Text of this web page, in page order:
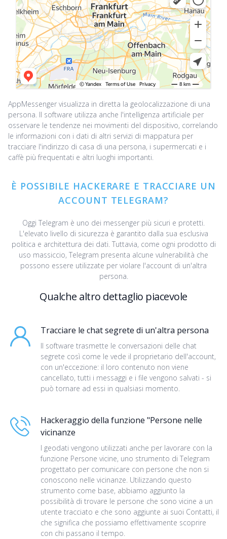
AppMessenger visualizza in diretta la geolocalizzazione di una
persona. Il software utilizza anche l'intelligenza artificiale per
osservare le tendenze nei movimenti del dispositivo, correlando
le informazioni con i dati di altri servizi di mappatura per
tracciare l'indirizzo di casa di una persona, i supermercati e i
caffè più frequentati e altri luoghi importanti.
È POSSIBILE HACKERARE E TRACCIARE UN
ACCOUNT TELEGRAM?
Oggi Telegram è uno dei messenger più sicuri e protetti.
L'elevato livello di sicurezza è garantito dalla sua esclusiva
politica e architettura dei dati. Tuttavia, come ogni prodotto di
uso massiccio, Telegram presenta alcune vulnerabilità che
possono essere utilizzate per violare l'account di un'altra
persona.
Qualche altro dettaglio piacevole
Tracciare le chat segrete di un'altra persona
Il software trasmette le conversazioni delle chat
segrete così come le vede il proprietario dell'account,
con un'eccezione: il loro contenuto non viene
cancellato, tutti i messaggi e i file vengono salvati - si
può tornare ad essi in qualsiasi momento.
Hackeraggio della funzione "Persone nelle
vicinanze
I geodati vengono utilizzati anche per lavorare con la
funzione Persone vicine, uno strumento di Telegram
progettato per comunicare con persone che non si
conoscono nelle vicinanze. Utilizzando questo
strumento come base, abbiamo aggiunto la
possibilità di trovare le persone che sono vicine a un
utente tracciato e che sono aggiunte ai suoi Contatti, il
che significa che possiamo effettivamente scoprire
con chi passano il tempo.